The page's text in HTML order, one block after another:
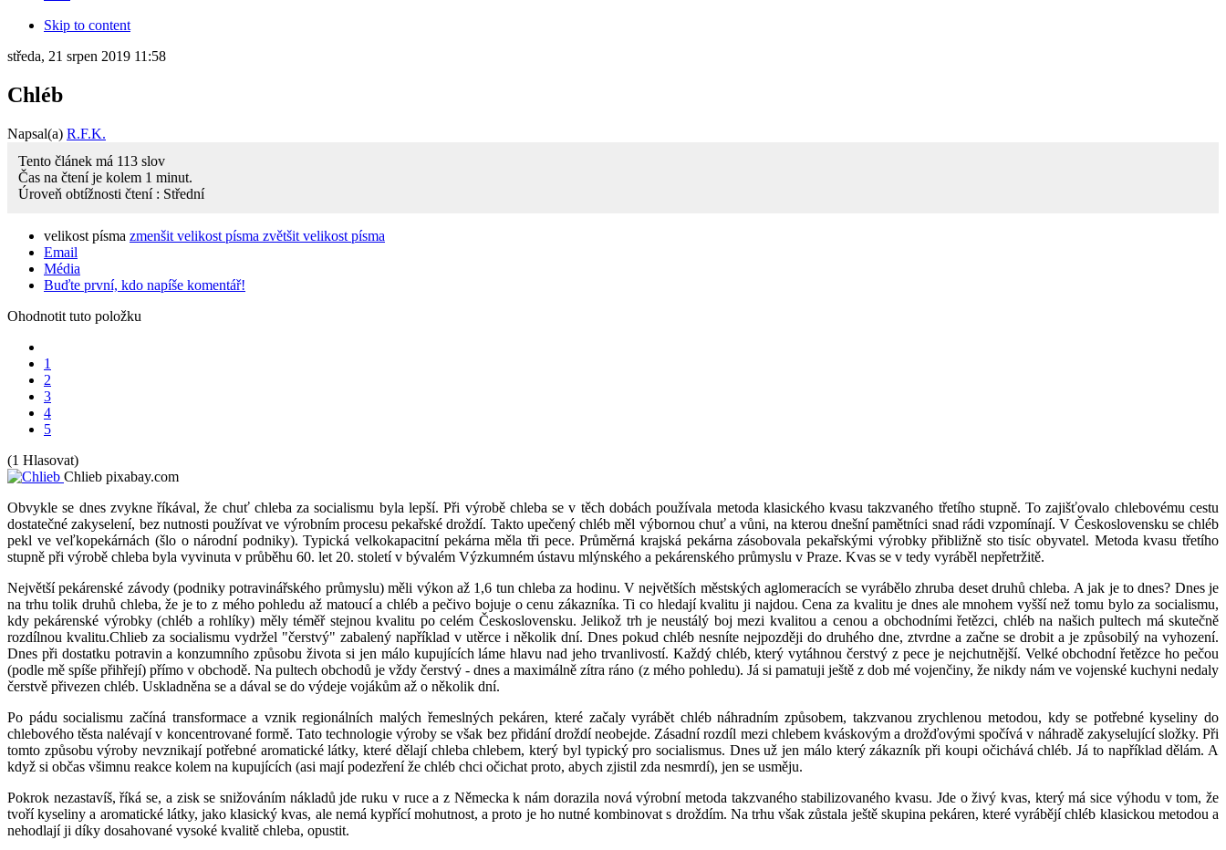
Skip to content
středa, 21 srpen 2019 11:58
Chléb
Napsal(a) R.F.K.
Tento článek má 113 slov
Čas na čtení je kolem 1 minut.
Úroveň obtížnosti čtení : Střední
velikost písma zmenšit velikost písma zvětšit velikost písma
Email
Média
Buďte první, kdo napíše komentář!
Ohodnotit tuto položku
1
2
3
4
5
(1 Hlasovat)
Chlieb pixabay.com
Obvykle se dnes zvykne říkával, že chuť chleba za socialismu byla lepší. Při výrobě chleba se v těch dobách používala metoda klasického kvasu takzvaného třetího stupně. To zajišťovalo chlebovému cestu
dostatečné zakyselení, bez nutnosti používat ve výrobním procesu pekařské droždí. Takto upečený chléb měl výbornou chuť a vůni, na kterou dnešní pamětníci snad rádi vzpomínají. V Československu se chléb
pekl ve veľkopekárnách (šlo o národní podniky). Typická velkokapacitní pekárna měla tři pece. Průměrná krajská pekárna zásobovala pekařskými výrobky přibližně sto tisíc obyvatel. Metoda kvasu třetího
stupně při výrobě chleba byla vyvinuta v průběhu 60. let 20. století v bývalém Výzkumném ústavu mlýnského a pekárenského průmyslu v Praze. Kvas se v tedy vyráběl nepřetržitě.
Největší pekárenské závody (podniky potravinářského průmyslu) měli výkon až 1,6 tun chleba za hodinu. V největších městských aglomeracích se vyrábělo zhruba deset druhů chleba. A jak je to dnes? Dnes je
na trhu tolik druhů chleba, že je to z mého pohledu až matoucí a chléb a pečivo bojuje o cenu zákazníka. Ti co hledají kvalitu ji najdou. Cena za kvalitu je dnes ale mnohem vyšší než tomu bylo za socialismu,
kdy pekárenské výrobky (chléb a rohlíky) měly téměř stejnou kvalitu po celém Československu. Jelikož trh je neustálý boj mezi kvalitou a cenou a obchodními řetězci, chléb na našich pultech má skutečně
rozdílnou kvalitu.Chlieb za socialismu vydržel "čerstvý" zabalený například v utěrce i několik dní. Dnes pokud chléb nesníte nejpozději do druhého dne, ztvrdne a začne se drobit a je způsobilý na vyhození.
Dnes při dostatku potravin a konzumního způsobu života si jen málo kupujících láme hlavu nad jeho trvanlivostí. Každý chléb, který vytáhnou čerstvý z pece je nejchutnější. Velké obchodní řetězce ho pečou
(podle mě spíše přihřejí) přímo v obchodě. Na pultech obchodů je vždy čerstvý - dnes a maximálně zítra ráno (z mého pohledu). Já si pamatuji ještě z dob mé vojenčiny, že nikdy nám ve vojenské kuchyni nedaly
čerstvě přivezen chléb. Uskladněna se a dával se do výdeje vojákům až o několik dní.
Po pádu socialismu začíná transformace a vznik regionálních malých řemeslných pekáren, které začaly vyrábět chléb náhradním způsobem, takzvanou zrychlenou metodou, kdy se potřebné kyseliny do
chlebového těsta nalévají v koncentrované formě. Tato technologie výroby se však bez přidání droždí neobejde. Zásadní rozdíl mezi chlebem kváskovým a drožďovými spočívá v náhradě zakyselující složky. Při
tomto způsobu výroby nevznikají potřebné aromatické látky, které dělají chleba chlebem, který byl typický pro socialismus. Dnes už jen málo který zákazník při koupi očichává chléb. Já to například dělám. A
když si občas všimnu reakce kolem na kupujících (asi mají podezření že chléb chci očichat proto, abych zjistil zda nesmrdí), jen se usměju.
Pokrok nezastavíš, říká se, a zisk se snižováním nákladů jde ruku v ruce a z Německa k nám dorazila nová výrobní metoda takzvaného stabilizovaného kvasu. Jde o živý kvas, který má sice výhodu v tom, že
tvoří kyseliny a aromatické látky, jako klasický kvas, ale nemá kypřící mohutnost, a proto je ho nutné kombinovat s droždím. Na trhu však zůstala ještě skupina pekáren, které vyrábějí chléb klasickou metodou a
nehodlají ji díky dosahované vysoké kvalitě chleba, opustit.